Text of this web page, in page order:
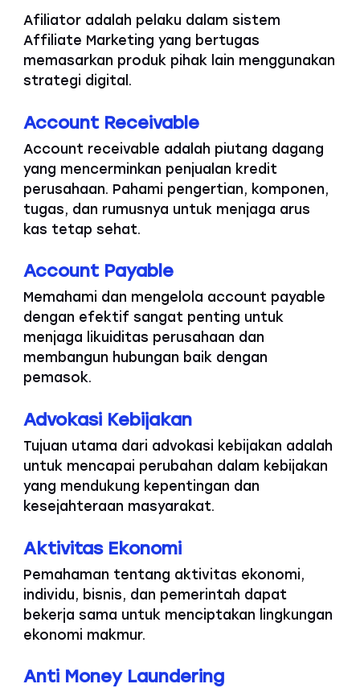
Afiliator adalah pelaku dalam sistem
Affiliate Marketing yang bertugas
memasarkan produk pihak lain menggunakan
strategi digital.
Account Receivable
Account receivable adalah piutang dagang
yang mencerminkan penjualan kredit
perusahaan. Pahami pengertian, komponen,
tugas, dan rumusnya untuk menjaga arus
kas tetap sehat.
Account Payable
Memahami dan mengelola account payable
dengan efektif sangat penting untuk
menjaga likuiditas perusahaan dan
membangun hubungan baik dengan
pemasok.
Advokasi Kebijakan
Tujuan utama dari advokasi kebijakan adalah
untuk mencapai perubahan dalam kebijakan
yang mendukung kepentingan dan
kesejahteraan masyarakat.
Aktivitas Ekonomi
Pemahaman tentang aktivitas ekonomi,
individu, bisnis, dan pemerintah dapat
bekerja sama untuk menciptakan lingkungan
ekonomi makmur.
Anti Money Laundering